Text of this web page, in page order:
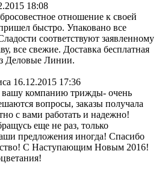
18:08
отношение к своей
быстро. Упаковано все
соответствуют заявленному
все свежие. Доставка бесплатная
Деловые Линии.
16.12.2015 17:36
вашу компанию трижды- очень
вопросы, заказы получала
с вами работать и надежно!
еще не раз, только
предложения иногда! Спасибо
С Наступающим Новым 2016!